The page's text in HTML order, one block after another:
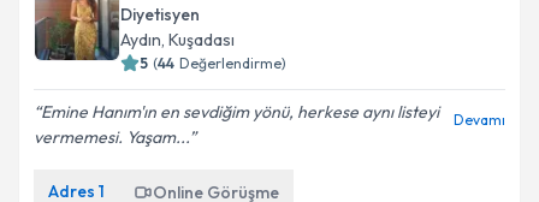
Diyetisyen
Aydın, Kuşadası
5 (44 Değerlendirme)
Emine Hanım'ın en sevdiğim yönü, herkese aynı listeyi
vermemesi. Yaşam...
Devamı
Adres 1 Online Görüşme